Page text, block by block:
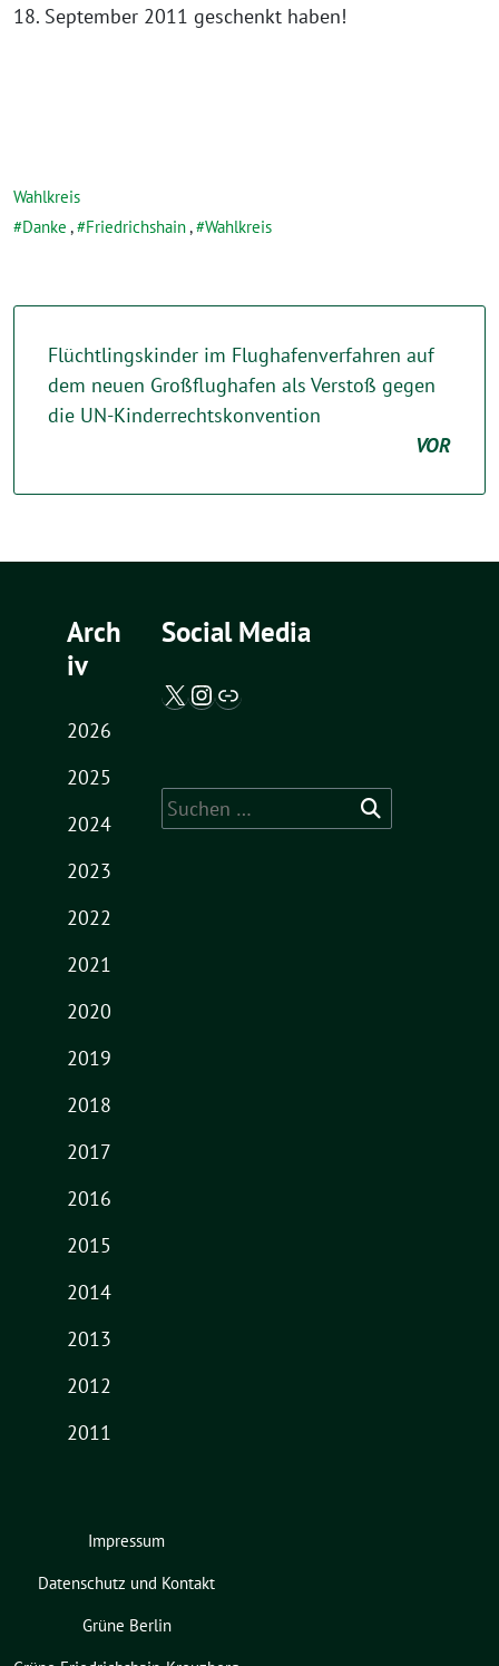
18. September 2011 geschenkt haben!
Wahlkreis
Danke , Friedrichshain, Wahlkreis
Flüchtlingskinder im Flughafenverfahren auf
dem neuen Großflughafen als Verstoß gegen
die UN-Kinderrechtskonvention
VOR
Arch
iv
2026
2025
2024
2023
2022
2021
2020
2019
2018
2017
2016
2015
2014
2013
2012
2011
Social Media
X / Twitter
Instagram
Abgeordnetenwatch
Suche
nach:
Impressum
Datenschutz und Kontakt
Grüne Berlin